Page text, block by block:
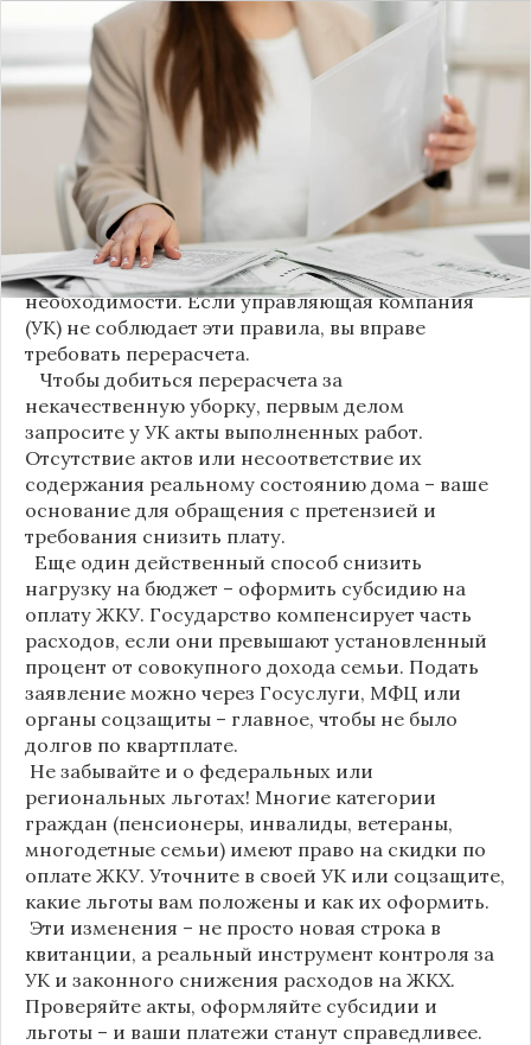
С 1 августа в квитанциях за жилищно-
коммунальные услуги введено важное
новшество. Как поясняет автор канала "ВЗО
ProДеньги", теперь уборка мест общего
пользования (МОП) выделена в отдельную
строку. Это дает жильцам четкое понимание, за
что именно они платят.
Новые нормы строго регламентируют частоту
уборки: мытье полов и лестниц должно
проводиться несколько раз в неделю, удаление
пыли – еженедельно, а уборка снега – по мере
необходимости. Если управляющая компания
(УК) не соблюдает эти правила, вы вправе
требовать перерасчета.
Чтобы добиться перерасчета за
некачественную уборку, первым делом
запросите у УК акты выполненных работ.
Отсутствие актов или несоответствие их
содержания реальному состоянию дома – ваше
основание для обращения с претензией и
требования снизить плату.
Еще один действенный способ снизить
нагрузку на бюджет – оформить субсидию на
оплату ЖКУ. Государство компенсирует часть
расходов, если они превышают установленный
процент от совокупного дохода семьи. Подать
заявление можно через Госуслуги, МФЦ или
органы соцзащиты – главное, чтобы не было
долгов по квартплате.
Не забывайте и о федеральных или
региональных льготах! Многие категории
граждан (пенсионеры, инвалиды, ветераны,
многодетные семьи) имеют право на скидки по
оплате ЖКУ. Уточните в своей УК или соцзащите,
какие льготы вам положены и как их оформить.
Эти изменения – не просто новая строка в
квитанции, а реальный инструмент контроля за
УК и законного снижения расходов на ЖКХ.
Проверяйте акты, оформляйте субсидии и
льготы – и ваши платежи станут справедливее.